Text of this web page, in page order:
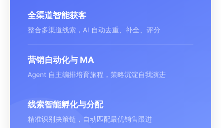
全渠道智能获客
整合多渠道线索，AI 自动去重、补全、评分
营销自动化与 MA
Agent 自主编排培育旅程，策略沉淀自我演进
线索智能孵化与分配
精准识别决策链，自动匹配最优销售跟进